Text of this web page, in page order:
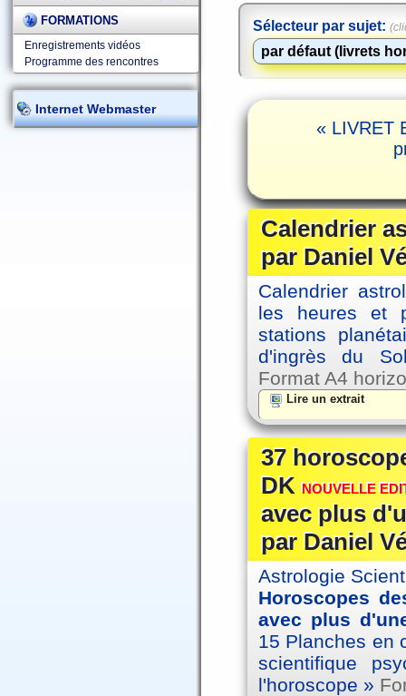
FORMATIONS
Enregistrements vidéos
Programme des rencontres
Internet Webmaster
Sélecteur par sujet:
« LIVRET
Calendrier
par Daniel
Calendrier
les heures et
stations
d'ingrès du
Format A4
Lire un extrait
37
DKNOUVELLE
avec plus
par Daniel
Astrologie
Horoscopes
avec plus
15 Planches en
scientifique
l'horoscope »